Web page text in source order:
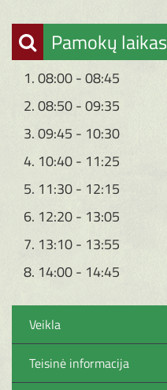
Pamokų laikas
1. 08:00 - 08:45
2. 08:50 - 09:35
3. 09:45 - 10:30
4. 10:40 - 11:25
5. 11:30 - 12:15
6. 12:20 - 13:05
7. 13:10 - 13:55
8. 14:00 - 14:45
Veikla
Teisinė informacija